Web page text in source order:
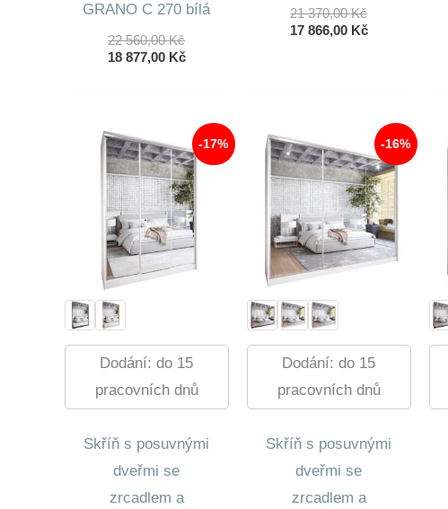
GRANO C 270 bílá
22 560,00KčPůvodní
Cena
18 877,00 KčAktuální
877,00 Kč.
21 370,00KčPůvodní
Cena
17 866,00 KčAktuální
-17%
Dodání: do 15
pracovních dnů
Skříň s posuvnými
dveřmi se
zrcadlem a
-16%
Dodání: do 15
pracovních dnů
Skříň s posuvnými
dveřmi se
zrcadlem a